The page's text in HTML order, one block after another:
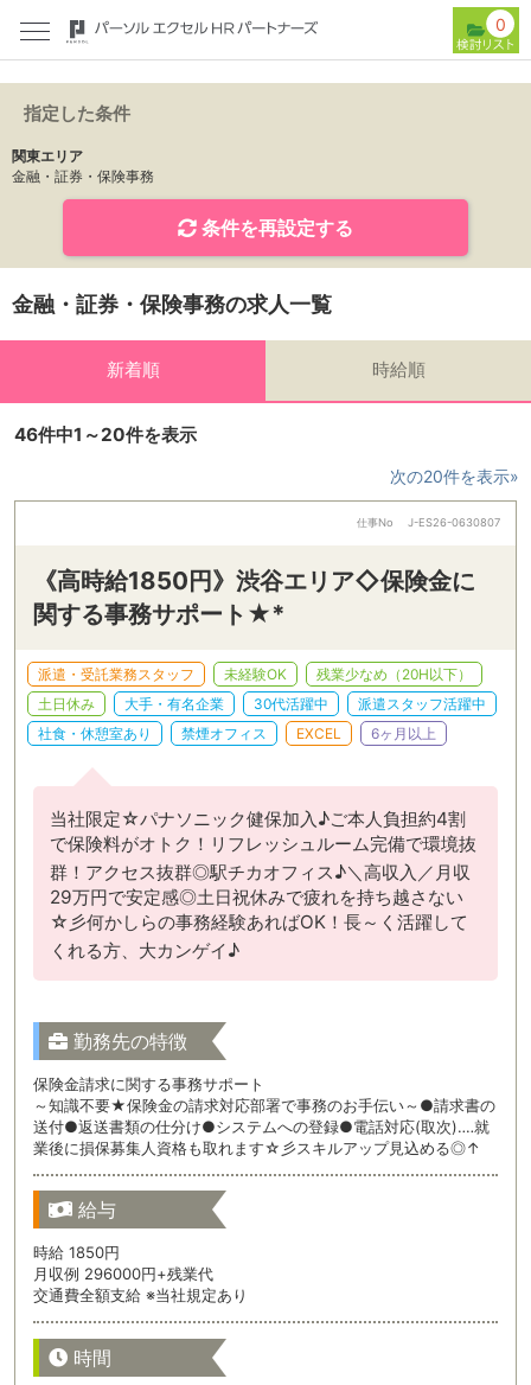
0
指定した条件
関東エリア
金融・証券・保険事務
条件を再設定する
金融・証券・保険事務の求人一覧
新着順 時給順
46件中1～20件を表示
次の20件を表示»
仕事No J-ES26-0630807
《高時給1850円》渋谷エリア◇保険金に
関する事務サポート★*
派遣・受託業務スタッフ 未経験OK
残業少なめ（20H以下）
土日休み
大手・有名企業 30代活躍中
派遣スタッフ活躍中
社食・休憩室あり
禁煙オフィス EXCEL 6ヶ月以上
当社限定☆パナソニック健保加入♪ご本人負担約4割
で保険料がオトク！リフレッシュルーム完備で環境抜
群！アクセス抜群◎駅チカオフィス♪＼高収入／月収
29万円で安定感◎土日祝休みで疲れを持ち越さない
☆彡何かしらの事務経験あればOK！長～く活躍して
くれる方、大カンゲイ♪
勤務先の特徴
保険金請求に関する事務サポート
～知識不要★保険金の請求対応部署で事務のお手伝い～●請求書の
送付●返送書類の仕分け●システムへの登録●電話対応(取次)‥‥就
業後に損保募集人資格も取れます☆彡スキルアップ見込める◎↑
給与
時給 1850円
月収例 296000円+残業代
交通費全額支給 ※当社規定あり
時間